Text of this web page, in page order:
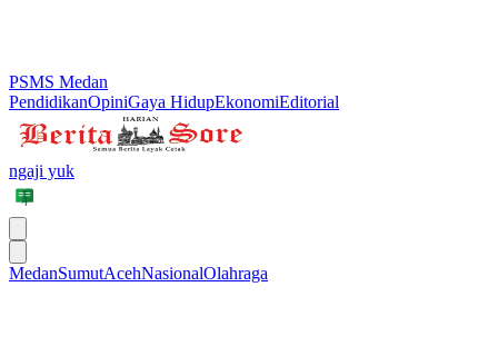
PSMS Medan
PendidikanOpiniGaya HidupEkonomiEditorial
ngaji yuk
MedanSumutAcehNasionalOlahraga